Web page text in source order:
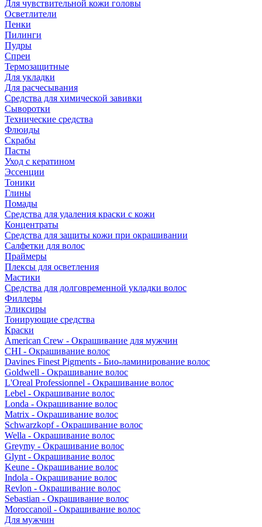
Для чувствительной кожи головы
Осветлители
Пенки
Пилинги
Пудры
Спреи
Термозащитные
Для укладки
Для расчесывания
Средства для химической завивки
Сыворотки
Технические средства
Флюиды
Скрабы
Пасты
Уход с кератином
Эссенции
Тоники
Глины
Помады
Средства для удаления краски с кожи
Концентраты
Средства для защиты кожи при окрашивании
Салфетки для волос
Праймеры
Плексы для осветления
Мастики
Средства для долговременной укладки волос
Филлеры
Эликсиры
Тонирующие средства
Краски
American Crew - Окрашивание для мужчин
CHI - Окрашивание волос
Davines Finest Pigments - Био-ламинирование волос
Goldwell - Окрашивание волос
L'Oreal Professionnel - Окрашивание волос
Lebel - Окрашивание волос
Londa - Окрашивание волос
Matrix - Окрашивание волос
Schwarzkopf - Окрашивание волос
Wella - Окрашивание волос
Greymy - Окрашивание волос
Glynt - Окрашивание волос
Keune - Окрашивание волос
Indola - Окрашивание волос
Revlon - Окрашивание волос
Sebastian - Окрашивание волос
Moroccanoil - Окрашивание волос
Для мужчин